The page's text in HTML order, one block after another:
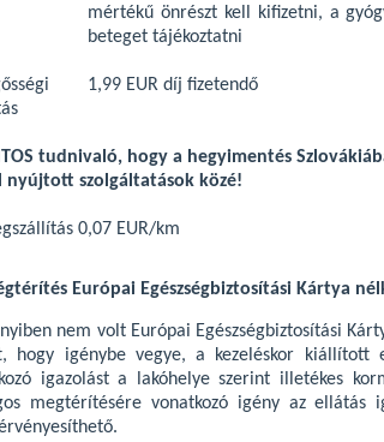
mértékű önrészt kell kifizetni, a
beteget tájékoztatni
1,99 EUR díj fizetendő
tudnivaló, hogy a hegyimentés
nyújtott szolgáltatások közé!
0,07 EUR/km
Európai Egészségbiztosítási Kártya
nem volt Európai Egészségbiztosítási
hogy igénybe vegye, a kezeléskor kiállított
igazolást a lakóhelye szerint illetékes
megtérítésére vonatkozó igény az ellátás